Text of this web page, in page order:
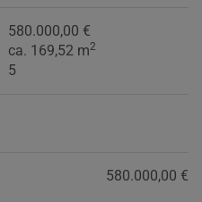
580.000,00 €
ca. 169,52 m2
5
580.000,00 €